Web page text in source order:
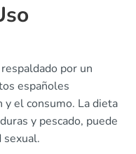
por un
españoles
y el consumo. La dieta
y pescado, puede